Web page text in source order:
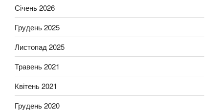
Січень 2026
Грудень 2025
Листопад 2025
Травень 2021
Квітень 2021
Грудень 2020